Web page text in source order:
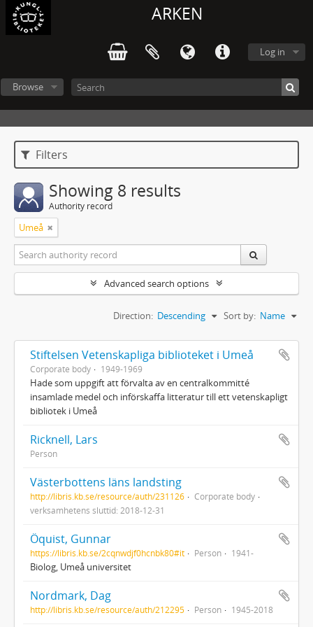
ARKEN
Log in
Browse
Filters
Showing 8 results
Authority record
Umeå
Advanced search options
Sort by: Name
Direction: Descending
Stiftelsen Vetenskapliga biblioteket i Umeå
Corporate body 1949-1969
Hade som uppgift att förvalta av en centralkommitté
insamlade medel och införskaffa litteratur till ett vetenskapligt
bibliotek i Umeå
Ricknell, Lars
Person
Västerbottens läns landsting
http://libris.kb.se/resource/auth/231126
Corporate body
verksamhetens sluttid: 2018-12-31
Öquist, Gunnar
https://libris.kb.se/2cqnwdjf0hcnbk80#it Person 1941-
Biolog, Umeå universitet
Nordmark, Dag
http://libris.kb.se/resource/auth/212295 Person 1945-2018